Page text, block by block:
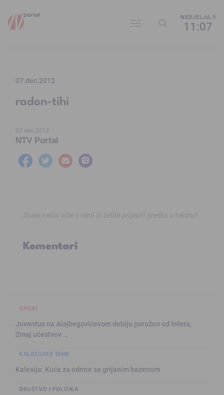
NEDJELJA,9
11:07
07.dec.2012
radon-tihi
07.dec.2012
NTV Portal
Komentari
SPORT
Juventus na Alajbegovićevom debiju poražen od Intera,
Zmaj učestvov …
KALESIJSKE TEME
Kalesija: Kuća za odmor sa grijanim bazenom
DRUŠTVO I POLITIKA